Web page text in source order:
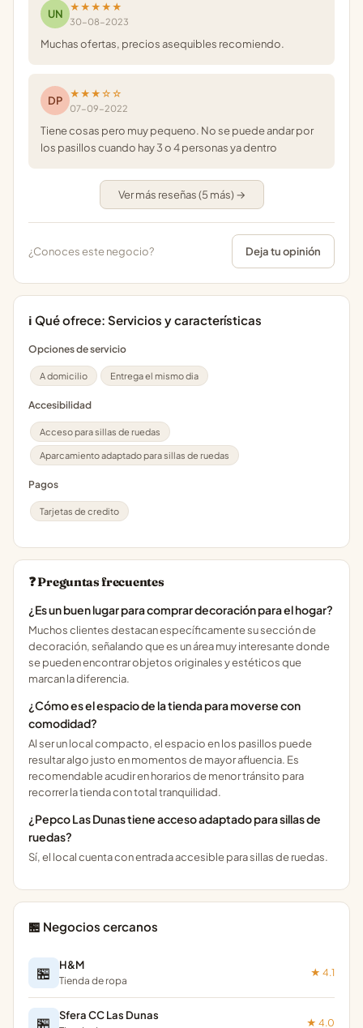
UN
★★★★★
30-08-2023
Muchas ofertas, precios asequibles recomiendo.
DP
★★★☆☆
07-09-2022
Tiene cosas pero muy pequeno. No se puede andar por
los pasillos cuando hay 3 o 4 personas ya dentro
Ver más reseñas (5 más) →
¿Conoces este negocio? Deja tu opinión
ℹ️ Qué ofrece: Servicios y características
Opciones de servicio
A domicilio Entrega el mismo dia
Accesibilidad
Acceso para sillas de ruedas
Aparcamiento adaptado para sillas de ruedas
Pagos
Tarjetas de credito
❓ Preguntas frecuentes
¿Es un buen lugar para comprar decoración para el hogar?
Muchos clientes destacan específicamente su sección de
decoración, señalando que es un área muy interesante donde
se pueden encontrar objetos originales y estéticos que
marcan la diferencia.
¿Cómo es el espacio de la tienda para moverse con
comodidad?
Al ser un local compacto, el espacio en los pasillos puede
resultar algo justo en momentos de mayor afluencia. Es
recomendable acudir en horarios de menor tránsito para
recorrer la tienda con total tranquilidad.
¿Pepco Las Dunas tiene acceso adaptado para sillas de
ruedas?
Sí, el local cuenta con entrada accesible para sillas de ruedas.
🏪 Negocios cercanos
🏪 H&M
Tienda de ropa
★ 4.1
🏪 Sfera CC Las Dunas
★ 4.0